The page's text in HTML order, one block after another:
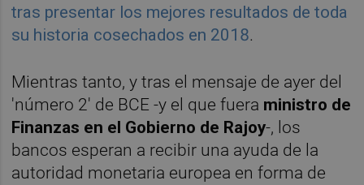
tras presentar los mejores resultados de toda
su historia cosechados en 2018.
Mientras tanto, y tras el mensaje de ayer del
'número 2' de BCE -y el que fuera ministro de
Finanzas en el Gobierno de Rajoy-, los
bancos esperan a recibir una ayuda de la
autoridad monetaria europea en forma de